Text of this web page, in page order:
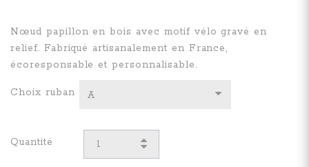
Nœud papillon en bois avec motif vélo gravé en
relief. Fabriqué artisanalement en France,
écoresponsable et personnalisable.
Choix ruban A
Quantité